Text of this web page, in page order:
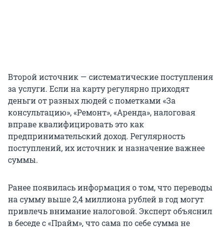
Второй источник — систематические поступления
за услуги. Если на карту регулярно приходят
деньги от разных людей с пометками «За
консультацию», «Ремонт», «Аренда», налоговая
вправе квалифицировать это как
предпринимательский доход. Регулярность
поступлений, их источник и назначение важнее
суммы.
Ранее появилась информация о том, что переводы
на сумму выше 2,4 миллиона рублей в год могут
привлечь внимание налоговой. Эксперт объяснил
в беседе с «Прайм», что сама по себе сумма не